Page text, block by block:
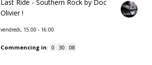
Last Ride - Southern Rock by Doc
Olivier !
vendredi, 15:00 - 16:00
Commencing in: 0 : 30 : 07